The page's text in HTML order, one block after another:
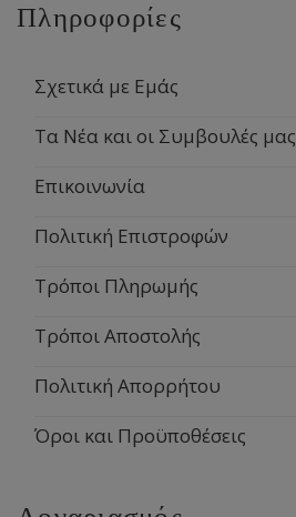
Πληροφορίες
Σχετικά με Εμάς
Τα Νέα και οι Συμβουλές μας
Επικοινωνία
Πολιτική Επιστροφών
Τρόποι Πληρωμής
Τρόποι Αποστολής
Πολιτική Απορρήτου
Όροι και Προϋποθέσεις